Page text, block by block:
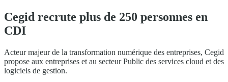
Cegid recrute plus de 250 personnes en
CDI
Acteur majeur de la transformation numérique des entreprises, Cegid
propose aux entreprises et au secteur Public des services cloud et des
logiciels de gestion.